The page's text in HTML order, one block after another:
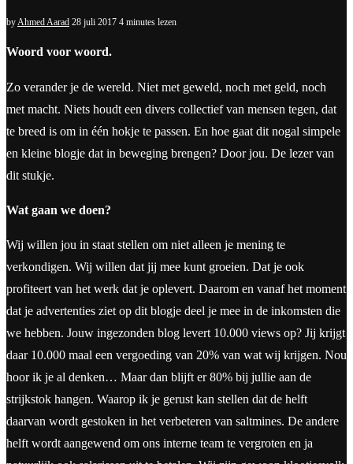
byAhmed Aarad 28 juli 2017 4 minutes lezen
Woord voor woord.
Zo verander je de wereld. Niet met geweld, noch met geld, noch
met macht. Niets houdt een divers collectief van mensen tegen, dat
te breed is om in één hokje te passen. En hoe gaat dit nogal simpele
en kleine blogje dat in beweging brengen? Door jou. De lezer van
dit stukje.
Wat gaan we doen?
Wij willen jou in staat stellen om niet alleen je mening te
verkondigen. Wij willen dat jij mee kunt groeien. Dat je ook
profiteert van het werk dat je oplevert. Daarom en vanaf het moment
dat je advertenties ziet op dit blogje deel je mee in de inkomsten die
we hebben. Jouw ingezonden blog levert 10.000 views op? Jij krijgt
daar 10.000 maal een vergoeding van 20% van wat wij krijgen. Nou
hoor ik je al denken… Maar dan blijft er 80% bij jullie aan de
strijkstok hangen. Waarop ik je gerust kan stellen dat de helft
daarvan wordt gestoken in het verbeteren van saltmines. De andere
helft wordt aangewend om ons interne team te vergroten en ja